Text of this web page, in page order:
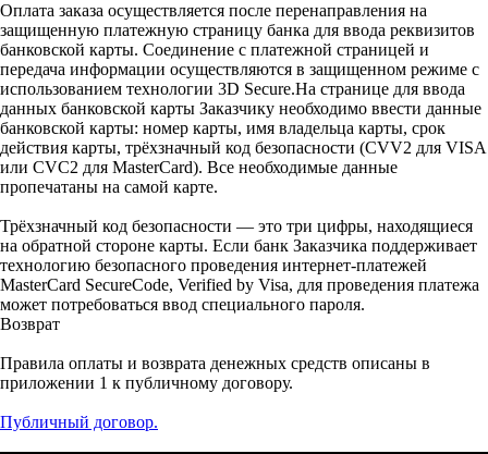
Оплата заказа осуществляется после перенаправления на
защищенную платежную страницу банка для ввода реквизитов
банковской карты. Соединение с платежной страницей и
передача информации осуществляются в защищенном режиме с
использованием технологии 3D Secure.На странице для ввода
данных банковской карты Заказчику необходимо ввести данные
банковской карты: номер карты, имя владельца карты, срок
действия карты, трёхзначный код безопасности (CVV2 для VISA
или CVC2 для MasterCard). Все необходимые данные
пропечатаны на самой карте.
Трёхзначный код безопасности — это три цифры, находящиеся
на обратной стороне карты. Если банк Заказчика поддерживает
технологию безопасного проведения интернет-платежей
MasterCard SecureCode, Verified by Visa, для проведения платежа
может потребоваться ввод специального пароля.
Возврат
Правила оплаты и возврата денежных средств описаны в
приложении 1 к публичному договору.
Публичный договор.